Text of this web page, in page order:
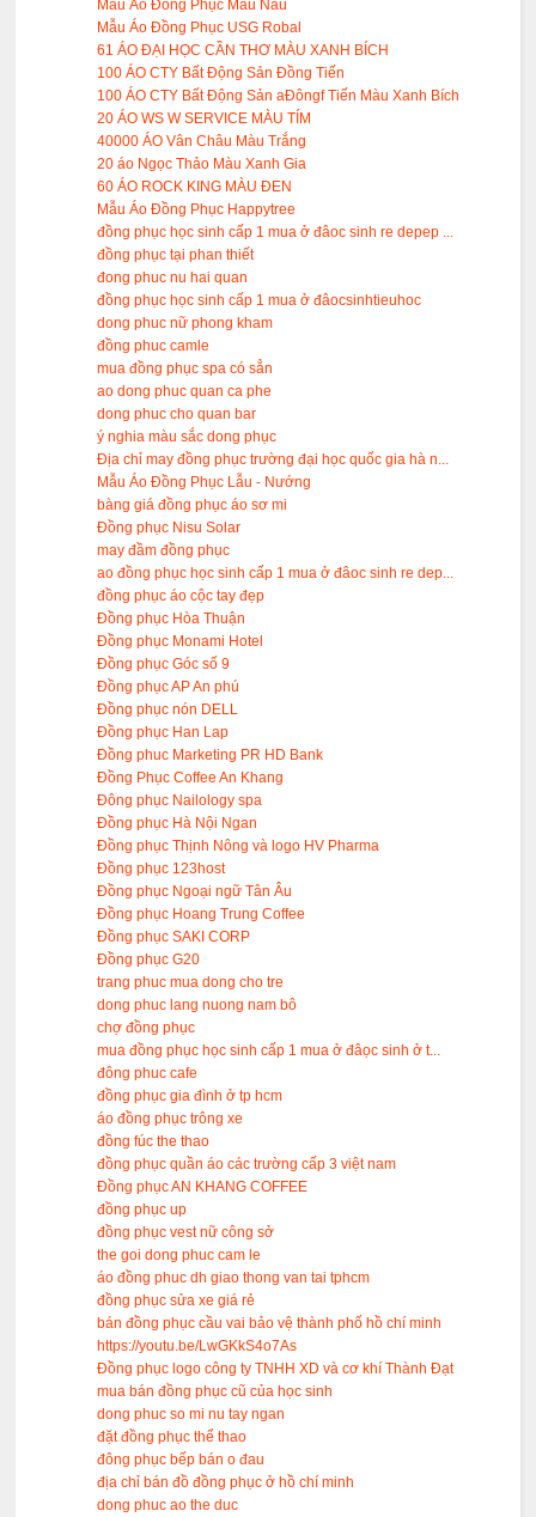
Mẫu Áo Đồng Phục Màu Nâu
Mẫu Áo Đồng Phục USG Robal
61 ÁO ĐẠI HỌC CẦN THƠ MÀU XANH BÍCH
100 ÁO CTY Bất Động Sản Đồng Tiến
100 ÁO CTY Bất Động Sản aĐôngf Tiến Màu Xanh Bích
20 ÁO WS W SERVICE MÀU TÍM
40000 ÁO Vân Châu Màu Trắng
20 áo Ngọc Thảo Màu Xanh Gia
60 ÁO ROCK KING MÀU ĐEN
Mẫu Áo Đồng Phục Happytree
đồng phục học sinh cấp 1 mua ở đâoc sinh re depep ...
đồng phục tại phan thiết
đong phuc nu hai quan
đồng phục học sinh cấp 1 mua ở đâocsinhtieuhoc
dong phuc nữ phong kham
đồng phuc camle
mua đồng phục spa có sẳn
ao dong phuc quan ca phe
dong phuc cho quan bar
ý nghia màu sắc dong phục
Địa chỉ may đồng phục trường đại học quốc gia hà n...
Mẫu Áo Đồng Phục Lẫu - Nướng
bàng giá đồng phục áo sơ mi
Đồng phục Nisu Solar
may đầm đồng phục
ao đồng phục học sinh cấp 1 mua ở đâoc sinh re dep...
đồng phục áo cộc tay đẹp
Đồng phục Hòa Thuận
Đồng phục Monami Hotel
Đồng phục Góc số 9
Đồng phục AP An phú
Đồng phục nón DELL
Đồng phục Han Lap
Đồng phuc Marketing PR HD Bank
Đồng Phục Coffee An Khang
Đông phục Nailology spa
Đồng phục Hà Nội Ngan
Đồng phục Thịnh Nông và logo HV Pharma
Đồng phục 123host
Đồng phục Ngoại ngữ Tân Âu
Đồng phục Hoang Trung Coffee
Đồng phục SAKI CORP
Đồng phục G20
trang phuc mua dong cho tre
dong phuc lang nuong nam bô
chợ đồng phục
mua đồng phục học sinh cấp 1 mua ở đâọc sinh ở t...
đông phuc cafe
đồng phục gia đình ở tp hcm
áo đồng phục trông xe
đồng fúc the thao
đồng phục quần áo các trường cấp 3 việt nam
Đồng phục AN KHANG COFFEE
đồng phục up
đồng phục vest nữ công sở
the goi dong phuc cam le
áo đồng phuc dh giao thong van tai tphcm
đồng phục sửa xe giá rẻ
bán đồng phục cầu vai bảo vệ thành phố hồ chí minh
https://youtu.be/LwGKkS4o7As
Đồng phục logo công ty TNHH XD và cơ khí Thành Đạt
mua bán đồng phục cũ của học sinh
dong phuc so mi nu tay ngan
đặt đồng phục thể thao
đông phục bếp bán o đau
địa chỉ bán đồ đồng phục ở hồ chí minh
dong phuc ao the duc